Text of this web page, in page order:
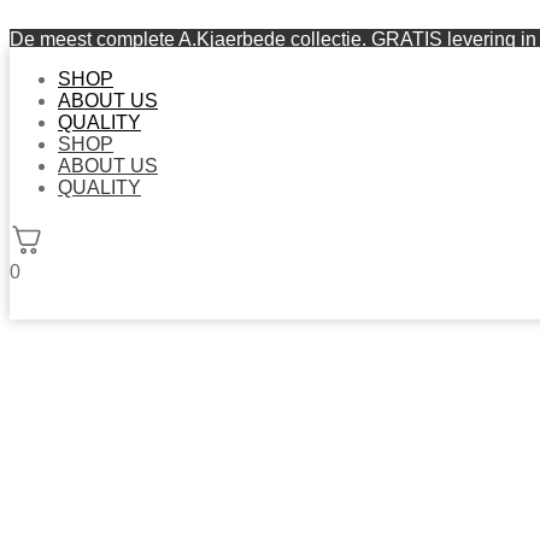
De meest complete A.Kjaerbede collectie. GRATIS levering
SHOP
ABOUT US
QUALITY
SHOP
ABOUT US
QUALITY
0